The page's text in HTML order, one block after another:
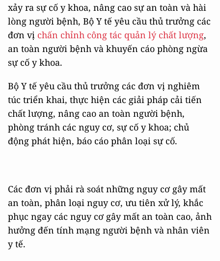
xảy ra sự cố y khoa, nâng cao sự an toàn và hài
lòng người bệnh, Bộ Y tế yêu cầu thủ trưởng các
đơn vị chấn chỉnh công tác quản lý chất lượng,
an toàn người bệnh và khuyến cáo phòng ngừa
sự cố y khoa.
Bộ Y tế yêu cầu thủ trưởng các đơn vị nghiêm
túc triển khai, thực hiện các giải pháp cải tiến
chất lượng, nâng cao an toàn người bệnh,
phòng tránh các nguy cơ, sự cố y khoa; chủ
động phát hiện, báo cáo phân loại sự cố.
Các đơn vị phải rà soát những nguy cơ gây mất
an toàn, phân loại nguy cơ, ưu tiên xử lý, khắc
phục ngay các nguy cơ gây mất an toàn cao, ảnh
hưởng đến tính mạng người bệnh và nhân viên
y tế.